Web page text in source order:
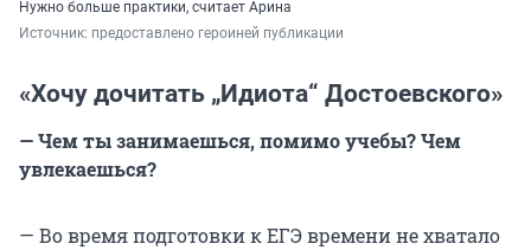
Нужно больше практики, считает Арина
Источник: предоставлено героиней публикации
«Хочу дочитать „Идиота“ Достоевского»
— Чем ты занимаешься, помимо учебы? Чем
увлекаешься?
— Во время подготовки к ЕГЭ времени не хватало